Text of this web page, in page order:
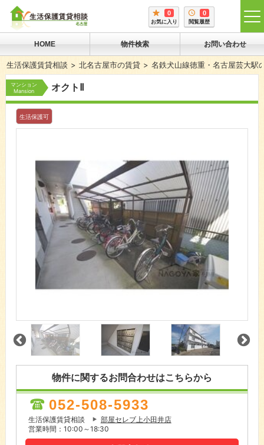
0
お気に入り
0
閲覧履歴
HOME 物件検索 お問い合わせ
生活保護賃貸相談 北名古屋市の賃貸 名鉄犬山線徳重・名古屋芸大駅
マンション
Mansion
オクトⅡ
生活保護可
物件に関するお問合わせはこちらから
052-508-5933
生活保護賃貸相談
部屋セレブ上小田井店
営業時間：10:00～18:30